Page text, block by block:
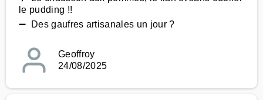
le pudding !!
➖ Des gaufres artisanales un jour ?
Geoffroy
24/08/2025